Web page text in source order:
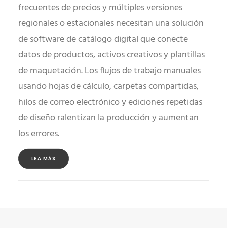
frecuentes de precios y múltiples versiones
regionales o estacionales necesitan una solución
de software de catálogo digital que conecte
datos de productos, activos creativos y plantillas
de maquetación. Los flujos de trabajo manuales
usando hojas de cálculo, carpetas compartidas,
hilos de correo electrónico y ediciones repetidas
de diseño ralentizan la producción y aumentan
los errores.
LEA MÁS